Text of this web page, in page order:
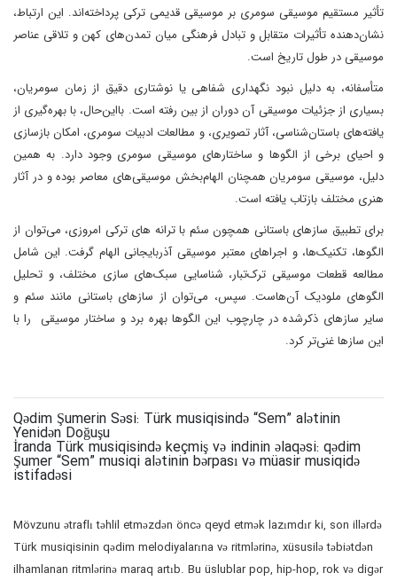
تأثیر مستقیم موسیقی سومری بر موسیقی قدیمی ترکی پرداخته‌اند. این ارتباط،
نشان‌دهنده تأثیرات متقابل و تبادل فرهنگی میان تمدن‌های کهن و تلاقی عناصر
موسیقی در طول تاریخ است.
متأسفانه، به دلیل نبود نگهداری شفاهی یا نوشتاری دقیق از زمان سومریان،
بسیاری از جزئیات موسیقی آن دوران از بین رفته است. بااین‌حال، با بهره‌گیری از
یافته‌های باستان‌شناسی، آثار تصویری، و مطالعات ادبیات سومری، امکان بازسازی
و احیای برخی از الگوها و ساختارهای موسیقی سومری وجود دارد. به همین
دلیل، موسیقی سومریان همچنان الهام‌بخش موسیقی‌های معاصر بوده و در آثار
هنری مختلف بازتاب یافته است.
برای تطبیق سازهای باستانی همچون سئم با ترانه های ترکی امروزی، می‌توان از
الگوها، تکنیک‌ها، و اجراهای معتبر موسیقی آذربایجانی الهام گرفت. این شامل
مطالعه قطعات موسیقی ترک‌تبار، شناسایی سبک‌های سازی مختلف، و تحلیل
الگوهای ملودیک آن‌هاست. سپس، می‌توان از سازهای باستانی مانند سئم و
سایر سازهای ذکرشده در چارچوب این الگوها بهره برد و ساختار موسیقی را با
این سازها غنی‌تر کرد.
Qədim Şumerin Səsi: Türk musiqisində “Sem” alətinin
Yenidən Doğuşu
İranda Türk musiqisində keçmiş və indinin əlaqəsi: qədim
Şumer “Sem” musiqi alətinin bərpası və müasir musiqidə
istifadəsi
Mövzunu ətraflı təhlil etməzdən öncə qeyd etmək lazımdır ki, son illərdə
Türk musiqisinin qədim melodiyalarına və ritmlərinə, xüsusilə təbiətdən
ilhamlanan ritmlərinə maraq artıb. Bu üslublar pop, hip-hop, rok və digər